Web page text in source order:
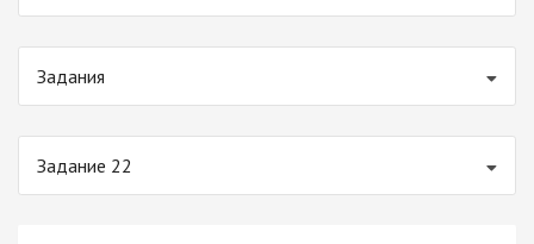
Задания
Задание 22